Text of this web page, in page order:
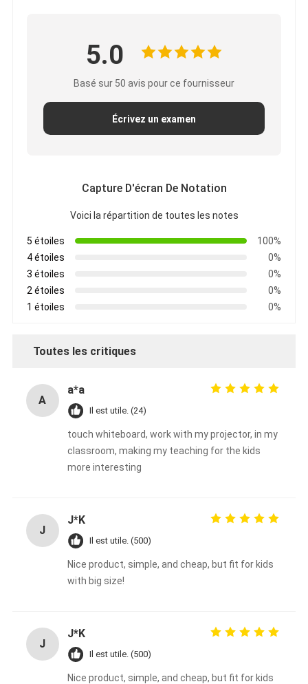
5.0
Basé sur 50 avis pour ce fournisseur
Écrivez un examen
Capture D'écran De Notation
Voici la répartition de toutes les notes
5 étoiles
100%
4 étoiles
0%
3 étoiles
0%
2 étoiles
0%
1 étoiles
0%
Toutes les critiques
A
a*a
Il est utile. (24)
touch whiteboard, work with my projector, in my
classroom, making my teaching for the kids
more interesting
J
J*K
Il est utile. (500)
Nice product, simple, and cheap, but fit for kids
with big size!
J
J*K
Il est utile. (500)
Nice product, simple, and cheap, but fit for kids